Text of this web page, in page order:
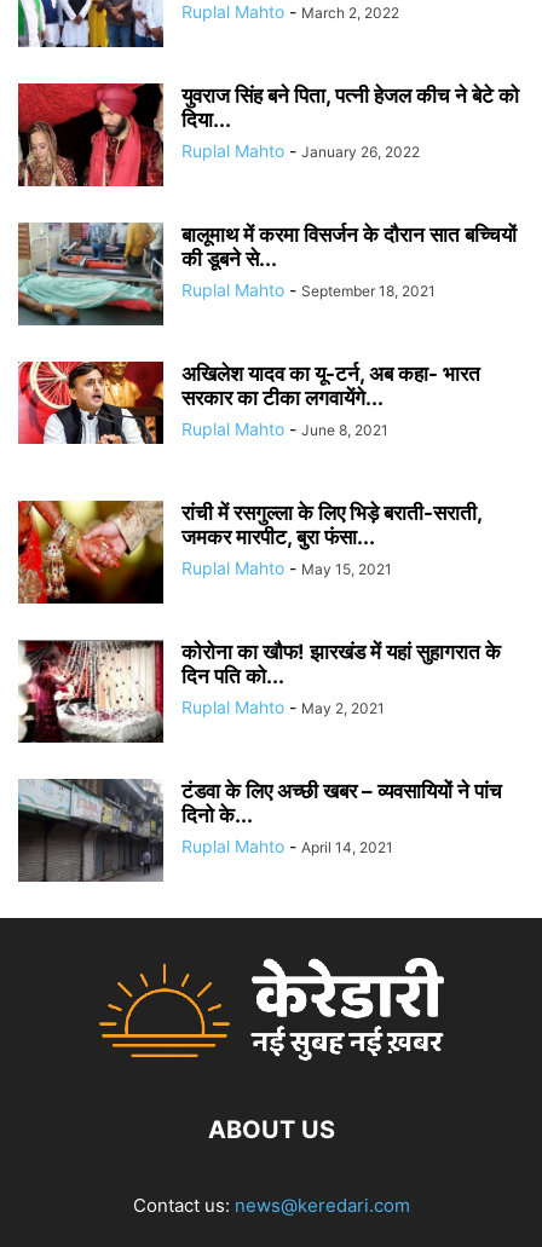
Ruplal Mahto - March 2, 2022
युवराज सिंह बने पिता, पत्नी हेजल कीच ने बेटे को
दिया...
Ruplal Mahto - January 26, 2022
बालूमाथ में करमा विसर्जन के दौरान सात बच्चियों
की डूबने से...
Ruplal Mahto - September 18, 2021
अखिलेश यादव का यू-टर्न, अब कहा- भारत
सरकार का टीका लगवायेंगे...
Ruplal Mahto - June 8, 2021
रांची में रसगुल्ला के लिए भिड़े बराती-सराती,
जमकर मारपीट, बुरा फंसा...
Ruplal Mahto - May 15, 2021
कोरोना का खौफ! झारखंड में यहां सुहागरात के
दिन पति को...
Ruplal Mahto - May 2, 2021
टंडवा के लिए अच्छी खबर – व्यवसायियों ने पांच
दिनो के...
Ruplal Mahto - April 14, 2021
ABOUT US
Contact us: news@keredari.com